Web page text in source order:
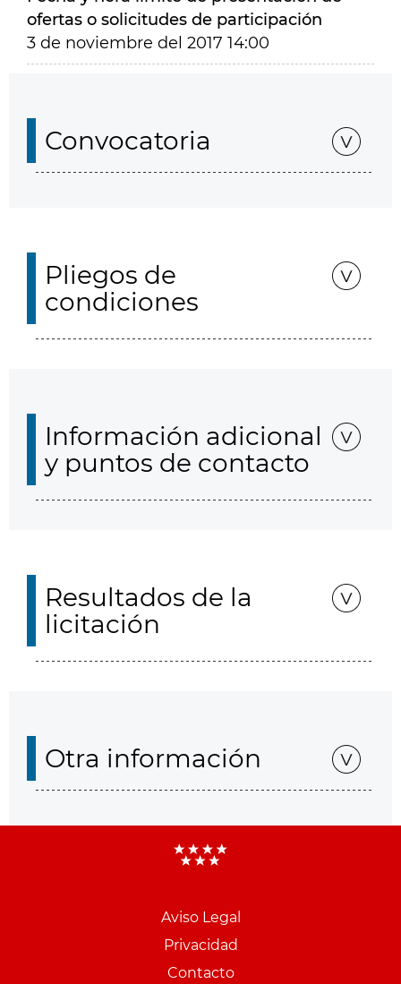
ofertas o solicitudes de participación
3 de noviembre del 2017 14:00
Convocatoria
Pliegos de
condiciones
Información adicional
y puntos de contacto
Resultados de la
licitación
Otra información
Aviso Legal
Privacidad
Contacto